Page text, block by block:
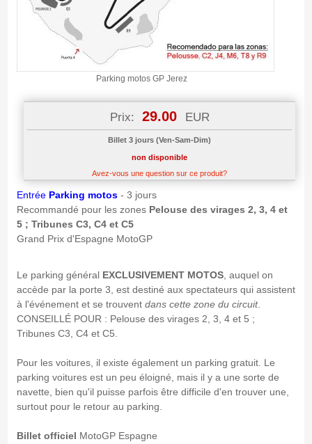
Parking motos GP Jerez
Prix: 29.00 EUR
Billet 3 jours (Ven-Sam-Dim)
non disponible
Avez-vous une question sur ce produit?
Entrée Parking motos- 3 jours
Recommandé pour les zones Pelouse des virages 2, 3, 4 et
5 ; Tribunes C3, C4 et C5
Grand Prix d'Espagne MotoGP
Le parking général EXCLUSIVEMENT MOTOS, auquel on
accède par la porte 3, est destiné aux spectateurs qui assistent
à l'événement et se trouvent dans cette zone du circuit.
CONSEILLÉ POUR : Pelouse des virages 2, 3, 4 et 5 ;
Tribunes C3, C4 et C5.
Pour les voitures, il existe également un parking gratuit. Le
parking voitures est un peu éloigné, mais il y a une sorte de
navette, bien qu'il puisse parfois être difficile d'en trouver une,
surtout pour le retour au parking.
Billet officiel MotoGP Espagne